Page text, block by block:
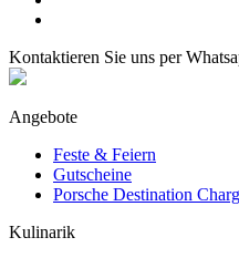
Kontaktieren Sie uns per
Angebote
Feste & Feiern
Gutscheine
Porsche Destination
Kulinarik